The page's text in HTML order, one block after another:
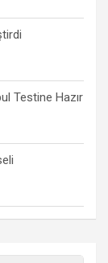
Testine Hazır